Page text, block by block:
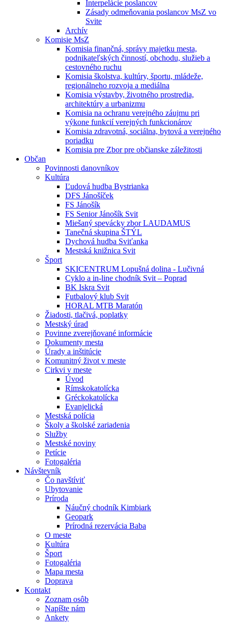
Interpelácie poslancov
Zásady odmeňovania poslancov MsZ vo
Svite
Archív
Komisie MsZ
Komisia finančná, správy majetku mesta,
podnikateľských činností, obchodu, služieb a
cestovného ruchu
Komisia školstva, kultúry, športu, mládeže,
regionálneho rozvoja a mediálna
Komisia výstavby, životného prostredia,
architektúry a urbanizmu
Komisia na ochranu verejného záujmu pri
výkone funkcií verejných funkcionárov
Komisia zdravotná, sociálna, bytová a verejného
poriadku
Komisia pre Zbor pre občianske záležitosti
Občan
Povinnosti danovníkov
Kultúra
Ľudová hudba Bystrianka
DFS Jánošíček
FS Jánošík
FS Senior Jánošík Svit
Miešaný spevácky zbor LAUDAMUS
Tanečná skupina ŠTÝL
Dychová hudba Sviťanka
Mestská knižnica Svit
Šport
SKICENTRUM Lopušná dolina - Lučivná
Cyklo a in-line chodník Svit – Poprad
BK Iskra Svit
Futbalový klub Svit
HORAL MTB Maratón
Žiadosti, tlačivá, poplatky
Mestský úrad
Povinne zverejňované informácie
Dokumenty mesta
Úrady a inštitúcie
Komunitný život v meste
Cirkvi v meste
Úvod
Rímskokatolícka
Gréckokatolícka
Evanjelická
Mestská polícia
Školy a školské zariadenia
Služby
Mestské noviny
Petície
Fotogaléria
Návštevník
Čo navštíviť
Ubytovanie
Príroda
Náučný chodník Kimbiark
Geopark
Prírodná rezervácia Baba
O meste
Kultúra
Šport
Fotogaléria
Mapa mesta
Doprava
Kontakt
Zoznam osôb
Napíšte nám
Ankety